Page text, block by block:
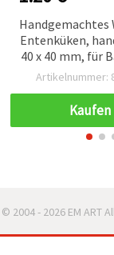
Entenküken,
40 x 40 mm, für
DIY
Artikelnummer:
Kaufen
© 2004 - 2026 EM ART